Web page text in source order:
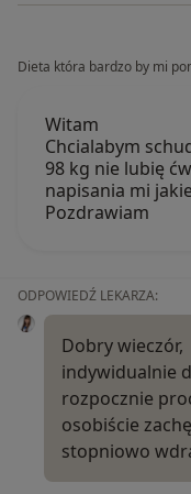
Dieta która bardzo by mi
Witam
Chcialabym
98 kg nie lubię
napisania mi
Pozdrawiam
ODPOWIEDŹ LEKARZA:
Dobry wieczór,
indywidualnie
rozpocznie
osobiście
stopniowo